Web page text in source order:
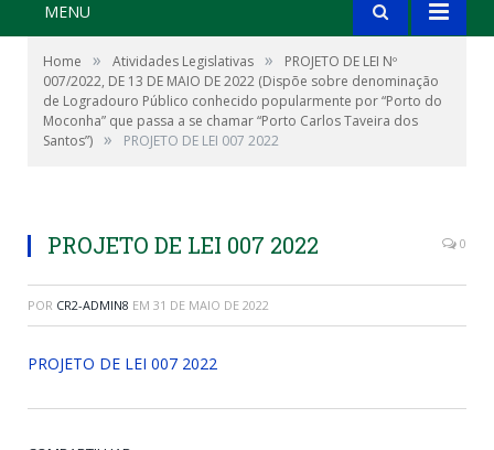
MENU
Home » Atividades Legislativas »
PROJETO DE LEI Nº
007/2022, DE 13 DE MAIO DE 2022 (Dispõe sobre denominação
de Logradouro Público conhecido popularmente por “Porto do
Moconha” que passa a se chamar “Porto Carlos Taveira dos
Santos”) » PROJETO DE LEI 007 2022
PROJETO DE LEI 007 2022 0
POR CR2-ADMIN8 EM 31 DE MAIO DE 2022
PROJETO DE LEI 007 2022